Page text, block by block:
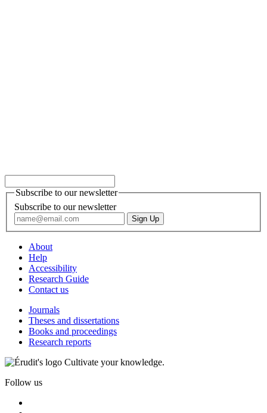
Subscribe to our newsletter
Subscribe to our newsletter
About
Help
Accessibility
Research Guide
Contact us
Journals
Theses and dissertations
Books and proceedings
Research reports
Cultivate your knowledge.
Follow us